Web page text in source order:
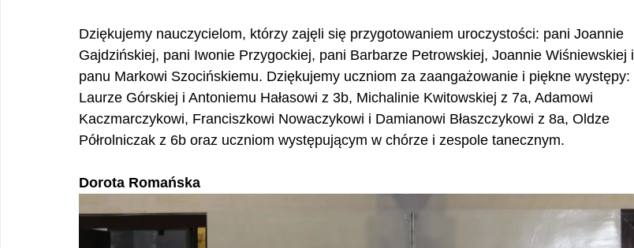
Dziękujemy nauczycielom, którzy zajęli się przygotowaniem uroczystości: pani Joannie
Gajdzińskiej, pani Iwonie Przygockiej, pani Barbarze Petrowskiej, Joannie Wiśniewskiej i
panu Markowi Szocińskiemu. Dziękujemy uczniom za zaangażowanie i piękne występy:
Laurze Górskiej i Antoniemu Hałasowi z 3b, Michalinie Kwitowskiej z 7a, Adamowi
Kaczmarczykowi, Franciszkowi Nowaczykowi i Damianowi Błaszczykowi z 8a, Oldze
Półrolniczak z 6b oraz uczniom występującym w chórze i zespole tanecznym.
Dorota Romańska